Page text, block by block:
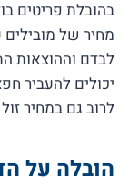
בהובלת פריטים
מחיר של
לבדם וההוצאות
יכולים להעביר
לרוב גם במחיר
הובלה על